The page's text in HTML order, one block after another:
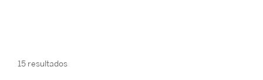
15 resultados